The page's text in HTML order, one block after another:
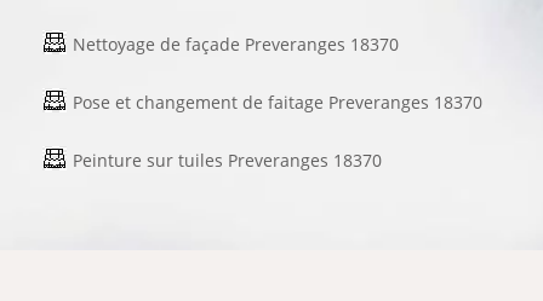
Nettoyage de façade Preveranges 18370
Pose et changement de faitage Preveranges 18370
Peinture sur tuiles Preveranges 18370